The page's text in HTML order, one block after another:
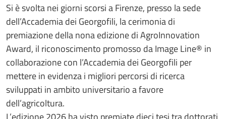
Si è svolta nei giorni scorsi a Firenze, presso la sede
dell’Accademia dei Georgofili, la cerimonia di
premiazione della nona edizione di AgroInnovation
Award, il riconoscimento promosso da Image Line® in
collaborazione con l’Accademia dei Georgofili per
mettere in evidenza i migliori percorsi di ricerca
sviluppati in ambito universitario a favore
dell’agricoltura.